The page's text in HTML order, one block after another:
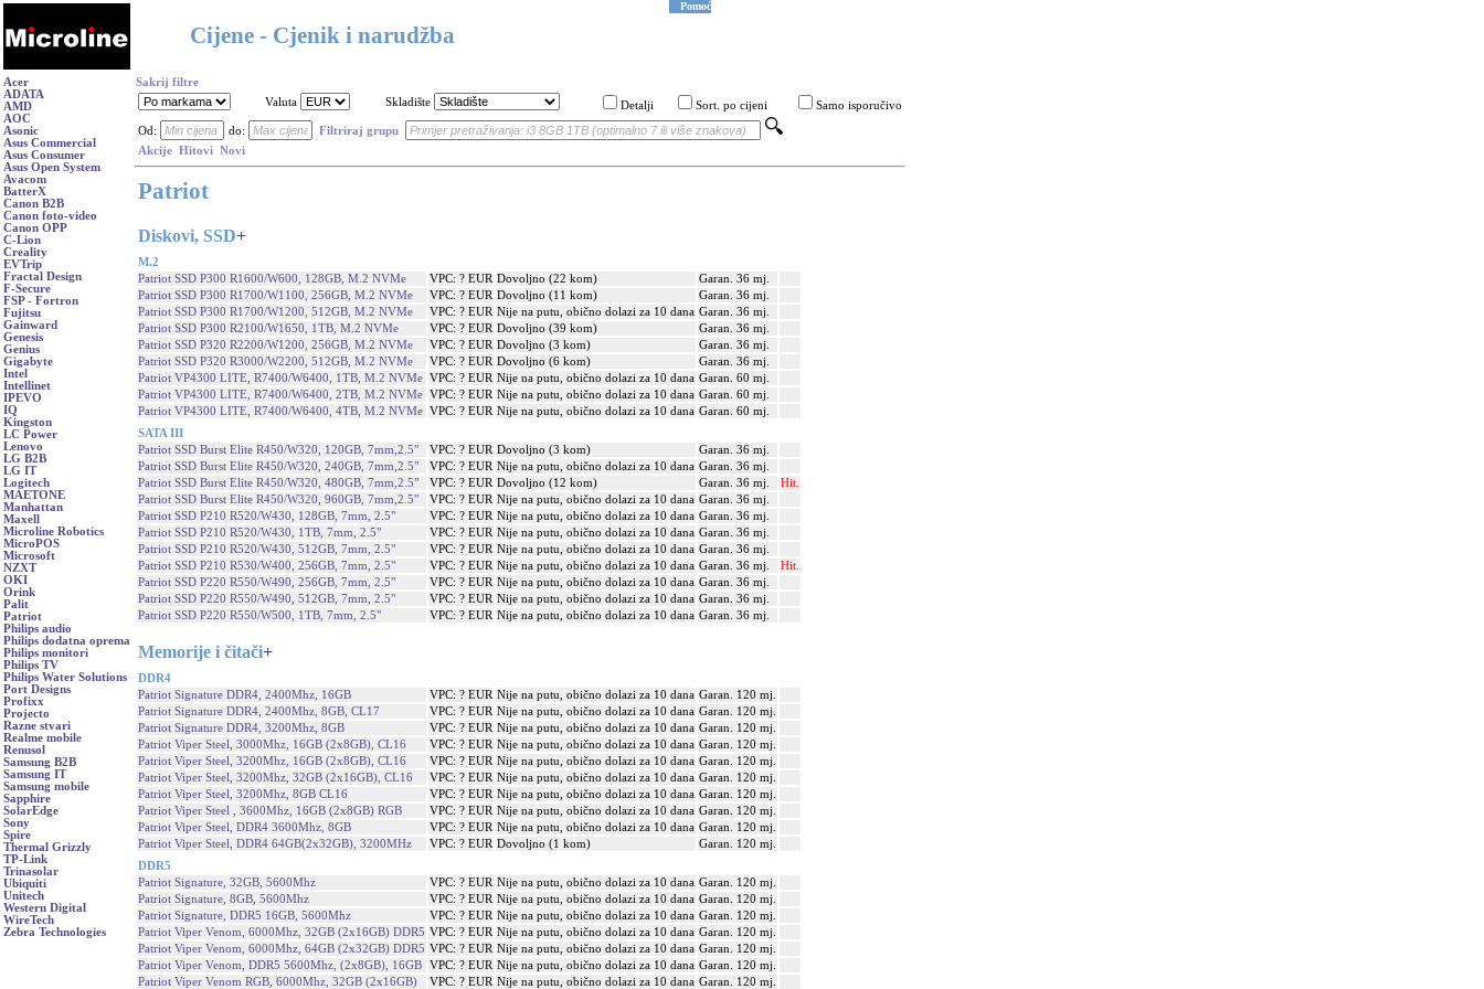
Cijene - Cjenik i narudžba
Pomoć
Acer
ADATA
AMD
AOC
Asonic
Asus Commercial
Asus Consumer
Asus Open System
Avacom
BatterX
Canon B2B
Canon foto-video
Canon OPP
C-Lion
Creality
EVTrip
Fractal Design
F-Secure
FSP - Fortron
Fujitsu
Gainward
Genesis
Genius
Gigabyte
Intel
Intellinet
IPEVO
IQ
Kingston
LC Power
Lenovo
LG B2B
LG IT
Logitech
MAETONE
Manhattan
Maxell
Microline Robotics
MicroPOS
Microsoft
NZXT
OKI
Orink
Palit
Patriot
Philips audio
Philips dodatna oprema
Philips monitori
Philips TV
Philips Water Solutions
Port Designs
Profixx
Projecto
Razne stvari
Realme mobile
Renusol
Samsung B2B
Samsung IT
Samsung mobile
Sapphire
SolarEdge
Sony
Spire
Thermal Grizzly
TP-Link
Trinasolar
Ubiquiti
Unitech
Western Digital
WireTech
Zebra Technologies
Sakrij filtre
Valuta
Skladište Detalji Sort. po cijeni Samo isporučivo
Od: do:
Filtriraj grupu
Akcije Hitovi Novi
Patriot
Diskovi, SSD+
M.2
Patriot SSD P300 R1600/W600, 128GB, M.2 NVMe
VPC: ? EUR Dovoljno (22 kom)
Garan. 36 mj.
Patriot SSD P300 R1700/W1100, 256GB, M.2 NVMe
VPC: ? EUR Dovoljno (11 kom)
Garan. 36 mj.
Patriot SSD P300 R1700/W1200, 512GB, M.2 NVMe
VPC: ? EUR Nije na putu, obično dolazi za 10 dana Garan. 36 mj.
Patriot SSD P300 R2100/W1650, 1TB, M.2 NVMe
VPC: ? EUR Dovoljno (39 kom)
Garan. 36 mj.
Patriot SSD P320 R2200/W1200, 256GB, M.2 NVMe
VPC: ? EUR Dovoljno (3 kom)
Garan. 36 mj.
Patriot SSD P320 R3000/W2200, 512GB, M.2 NVMe
VPC: ? EUR Dovoljno (6 kom)
Garan. 36 mj.
Patriot VP4300 LITE, R7400/W6400, 1TB, M.2 NVMe VPC: ? EUR Nije na putu, obično dolazi za 10 dana Garan. 60 mj.
Patriot VP4300 LITE, R7400/W6400, 2TB, M.2 NVMe VPC: ? EUR Nije na putu, obično dolazi za 10 dana Garan. 60 mj.
Patriot VP4300 LITE, R7400/W6400, 4TB, M.2 NVMe VPC: ? EUR Nije na putu, obično dolazi za 10 dana Garan. 60 mj.
SATA III
Patriot SSD Burst Elite R450/W320, 120GB, 7mm,2.5"
VPC: ? EUR Dovoljno (3 kom)
Garan. 36 mj.
Patriot SSD Burst Elite R450/W320, 240GB, 7mm,2.5"
VPC: ? EUR Nije na putu, obično dolazi za 10 dana Garan. 36 mj.
Patriot SSD Burst Elite R450/W320, 480GB, 7mm,2.5"
VPC: ? EUR Dovoljno (12 kom) Garan. 36 mj.
Hit.
Patriot SSD Burst Elite R450/W320, 960GB, 7mm,2.5"
VPC: ? EUR Nije na putu, obično dolazi za 10 dana Garan. 36 mj.
Patriot SSD P210 R520/W430, 128GB, 7mm, 2.5"
VPC: ? EUR Nije na putu, obično dolazi za 10 dana Garan. 36 mj.
Patriot SSD P210 R520/W430, 1TB, 7mm, 2.5"
VPC: ? EUR Nije na putu, obično dolazi za 10 dana Garan. 36 mj.
Patriot SSD P210 R520/W430, 512GB, 7mm, 2.5"
VPC: ? EUR Nije na putu, obično dolazi za 10 dana Garan. 36 mj.
Patriot SSD P210 R530/W400, 256GB, 7mm, 2.5"
VPC: ? EUR Nije na putu, obično dolazi za 10 dana Garan. 36 mj.
Hit.
Patriot SSD P220 R550/W490, 256GB, 7mm, 2.5"
VPC: ? EUR Nije na putu, obično dolazi za 10 dana Garan. 36 mj.
Patriot SSD P220 R550/W490, 512GB, 7mm, 2.5"
VPC: ? EUR Nije na putu, obično dolazi za 10 dana Garan. 36 mj.
Patriot SSD P220 R550/W500, 1TB, 7mm, 2.5"
VPC: ? EUR Nije na putu, obično dolazi za 10 dana Garan. 36 mj.
Memorije i čitači+
DDR4
Patriot Signature DDR4, 2400Mhz, 16GB
VPC: ? EUR Nije na putu, obično dolazi za 10 dana Garan. 120 mj.
Patriot Signature DDR4, 2400Mhz, 8GB, CL17
VPC: ? EUR Nije na putu, obično dolazi za 10 dana Garan. 120 mj.
Patriot Signature DDR4, 3200Mhz, 8GB
VPC: ? EUR Nije na putu, obično dolazi za 10 dana Garan. 120 mj.
Patriot Viper Steel, 3000Mhz, 16GB (2x8GB), CL16
VPC: ? EUR Nije na putu, obično dolazi za 10 dana Garan. 120 mj.
Patriot Viper Steel, 3200Mhz, 16GB (2x8GB), CL16
VPC: ? EUR Nije na putu, obično dolazi za 10 dana Garan. 120 mj.
Patriot Viper Steel, 3200Mhz, 32GB (2x16GB), CL16
VPC: ? EUR Nije na putu, obično dolazi za 10 dana Garan. 120 mj.
Patriot Viper Steel, 3200Mhz, 8GB CL16
VPC: ? EUR Nije na putu, obično dolazi za 10 dana Garan. 120 mj.
Patriot Viper Steel , 3600Mhz, 16GB (2x8GB) RGB
VPC: ? EUR Nije na putu, obično dolazi za 10 dana Garan. 120 mj.
Patriot Viper Steel, DDR4 3600Mhz, 8GB
VPC: ? EUR Nije na putu, obično dolazi za 10 dana Garan. 120 mj.
Patriot Viper Steel, DDR4 64GB(2x32GB), 3200MHz
VPC: ? EUR Dovoljno (1 kom)
Garan. 120 mj.
DDR5
Patriot Signature, 32GB, 5600Mhz
VPC: ? EUR Nije na putu, obično dolazi za 10 dana Garan. 120 mj.
Patriot Signature, 8GB, 5600Mhz
VPC: ? EUR Nije na putu, obično dolazi za 10 dana Garan. 120 mj.
Patriot Signature, DDR5 16GB, 5600Mhz
VPC: ? EUR Nije na putu, obično dolazi za 10 dana Garan. 120 mj.
Patriot Viper Venom, 6000Mhz, 32GB (2x16GB) DDR5 VPC: ? EUR Nije na putu, obično dolazi za 10 dana Garan. 120 mj.
Patriot Viper Venom, 6000Mhz, 64GB (2x32GB) DDR5 VPC: ? EUR Nije na putu, obično dolazi za 10 dana Garan. 120 mj.
Patriot Viper Venom, DDR5 5600Mhz, (2x8GB), 16GB
VPC: ? EUR Nije na putu, obično dolazi za 10 dana Garan. 120 mj.
Patriot Viper Venom RGB, 6000Mhz, 32GB (2x16GB)
VPC: ? EUR Nije na putu, obično dolazi za 10 dana Garan. 120 mj.